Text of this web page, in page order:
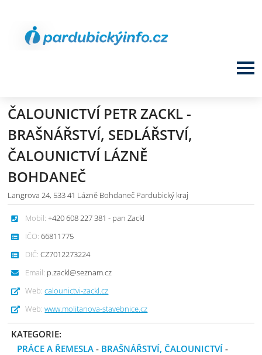
ČALOUNICTVÍ PETR ZACKL -
BRAŠNÁŘSTVÍ, SEDLÁŘSTVÍ,
ČALOUNICTVÍ LÁZNĚ
BOHDANEČ
Langrova 24, 533 41 Lázně Bohdaneč Pardubický kraj
Mobil: +420 608 227 381 - pan Zackl
IČO: 66811775
DIČ: CZ7012273224
Email: p.zackl@seznam.cz
Web: calounictvi-zackl.cz
Web: www.molitanova-stavebnice.cz
KATEGORIE:
PRÁCE A ŘEMESLA - BRAŠNÁŘSTVÍ, ČALOUNICTVÍ -